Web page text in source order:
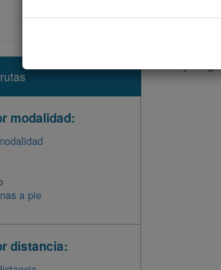
modalidad:
a pie
distancia: